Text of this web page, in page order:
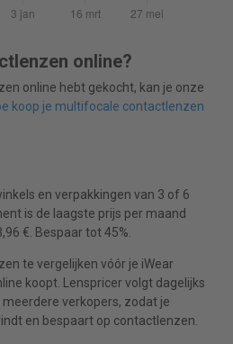
online?
online hebt gekocht, kan je onze
koop je multifocale contactlenzen
en verpakkingen van 3 of 6
is de laagste prijs per maand
€. Bespaar tot 45%.
te vergelijken vóór je iWear
koopt. Lenspricer volgt dagelijks
verkopers, zodat je
en bespaart op contactlenzen.